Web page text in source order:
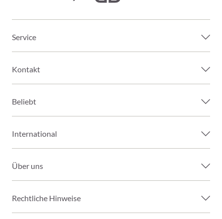
Service
Kontakt
Beliebt
International
Über uns
Rechtliche Hinweise